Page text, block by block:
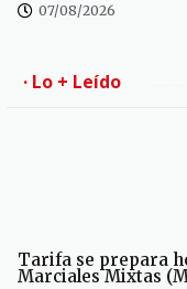
07/08/2026
· Lo + Leído
Tarifa se prepara
Marciales Mixtas